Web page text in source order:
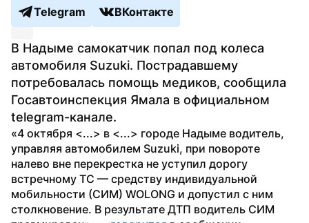
Telegram
ВКонтакте
В Надыме самокатчик попал под колеса
автомобиля Suzuki. Пострадавшему
потребовалась помощь медиков, сообщила
Госавтоинспекция Ямала в официальном
telegram-канале.
«4 октября <...> в <...> городе Надыме водитель,
управляя автомобилем Suzuki, при повороте
налево вне перекрестка не уступил дорогу
встречному ТС — средству индивидуальной
мобильности (СИМ) WOLONG и допустил с ним
столкновение. В результате ДТП водитель СИМ